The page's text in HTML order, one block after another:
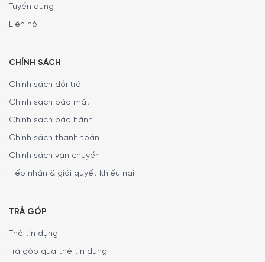
Giao hàng nhanh chóng toàn quốc
Bảo hành bằng thẻ bảo hành chính hãng từ công ty.
Tuyển dụng
Liên hệ
CHÍNH SÁCH
Chính sách đổi trả
Chính sách bảo mật
Chính sách bảo hành
Chính sách thanh toán
Chính sách vận chuyển
Tiếp nhận & giải quyết khiếu nại
TRẢ GÓP
Thẻ tín dụng
Trả góp qua thẻ tín dụng